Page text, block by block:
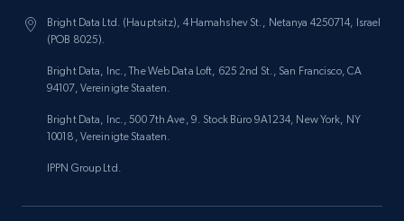
URL, Product id, Listing inventory id, Title, Rating,
Reviews count shop, Reviews count item, Initial
price, and more.
1.9K+ 322+ Jetzt anfangen
Amazon products search
Bright Data Ltd. (Hauptsitz), 4 Hamahshev St., Netanya 4250714, Israel
(POB 8025).
Bright Data, Inc., The Web Data Loft, 625 2nd St., San Francisco, CA
94107, Vereinigte Staaten.
Bright Data, Inc., 500 7th Ave, 9. Stock Büro 9A1234, New York, NY
10018, Vereinigte Staaten.
IPPN Group Ltd.